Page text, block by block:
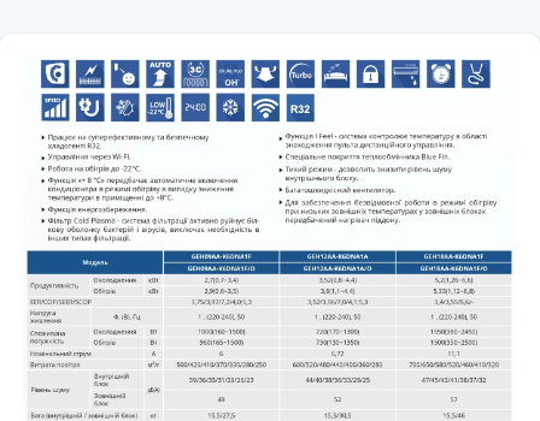
Швидкість роботи вентилятора задається мікропроцесором в
залежності від поточних умов роботи кондиціонера.
Блокування пульта ДК
Захист від несанкціонованого доступу до управління
кондиціонером.
Годинник на пульті
Індикація часу на пульті ДУ.
Охолодження / обігрів
Можливість роботи кондиціонера в режимі обігріву / охолодження.
Таймер
Можливість програмування включення і виключення
кондиціонера. Максимальний час програмування -24 години.
Можливість запуску при низькій напрузі
Кондиціонер можна включити і нормально експлуатувати навіть
при низькій напрузі (198 В).
Cистема самодіагностики
У разі виникнення несправності кондиціонер відображає аварію
на дисплеї внутрішнього блоку.
Режим «турбо»